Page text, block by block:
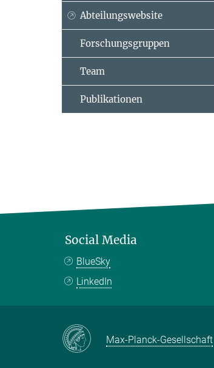
Abteilungswebsite
Forschungsgruppen
Team
Publikationen
Social Media
BlueSky
LinkedIn
Max-Planck-Gesellschaft